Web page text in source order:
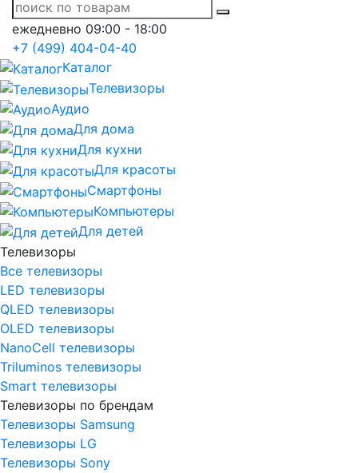
ежедневно 09:00 - 18:00
+7 (499) 404-04-40
Каталог
Телевизоры
Аудио
Для дома
Для кухни
Для красоты
Смартфоны
Компьютеры
Для детей
Телевизоры
Все телевизоры
LED телевизоры
QLED телевизоры
OLED телевизоры
NanoCell телевизоры
Triluminos телевизоры
Smart телевизоры
Телевизоры по брендам
Телевизоры Samsung
Телевизоры LG
Телевизоры Sony